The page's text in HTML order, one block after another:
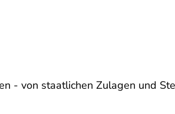
- von staatlichen Zulagen und